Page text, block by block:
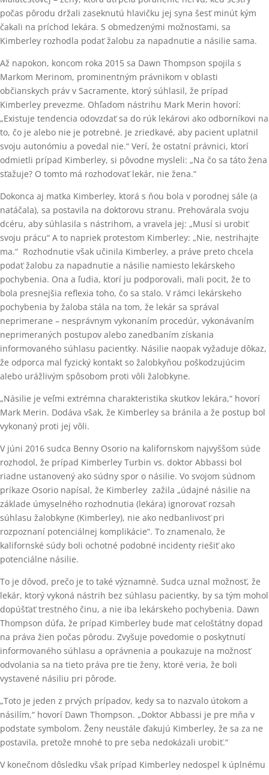
počas pôrodu držali zaseknutú hlavičku jej syna šesť minút kým
čakali na príchod lekára. S obmedzenými možnosťami, sa
Kimberley rozhodla podať žalobu za napadnutie a násilie sama.
Až napokon, koncom roka 2015 sa Dawn Thompson spojila s
Markom Merinom, prominentným právnikom v oblasti
občianskych práv v Sacramente, ktorý súhlasil, že prípad
Kimberley prevezme. Ohľadom nástrihu Mark Merin hovorí:
„Existuje tendencia odovzdať sa do rúk lekárovi ako odborníkovi na
to, čo je alebo nie je potrebné. Je zriedkavé, aby pacient uplatnil
svoju autonómiu a povedal nie.“ Verí, že ostatní právnici, ktorí
odmietli prípad Kimberley, si pôvodne mysleli: „Na čo sa táto žena
sťažuje? O tomto má rozhodovať lekár, nie žena.“
Dokonca aj matka Kimberley, ktorá s ňou bola v porodnej sále (a
natáčala), sa postavila na doktorovu stranu. Prehovárala svoju
dcéru, aby súhlasila s nástrihom, a vravela jej: „Musí si urobiť
svoju prácu“ A to napriek protestom Kimberley: „Nie, nestrihajte
ma.“ Rozhodnutie však učinila Kimberley, a práve preto chcela
podať žalobu za napadnutie a násilie namiesto lekárskeho
pochybenia. Ona a ľudia, ktorí ju podporovali, mali pocit, že to
bola presnejšia reflexia toho, čo sa stalo. V rámci lekárskeho
pochybenia by žaloba stála na tom, že lekár sa správal
neprimerane – nesprávnym vykonaním procedúr, vykonávaním
neprimeraných postupov alebo zanedbaním získania
informovaného súhlasu pacientky. Násilie naopak vyžaduje dôkaz,
že odporca mal fyzický kontakt so žalobkyňou poškodzujúcim
alebo urážlivým spôsobom proti vôli žalobkyne.
„Násilie je veľmi extrémna charakteristika skutkov lekára,“ hovorí
Mark Merin. Dodáva však, že Kimberley sa bránila a že postup bol
vykonaný proti jej vôli.
V júni 2016 sudca Benny Osorio na kalifornskom najvyššom súde
rozhodol, že prípad Kimberley Turbin vs. doktor Abbassi bol
riadne ustanovený ako súdny spor o násilie. Vo svojom súdnom
príkaze Osorio napísal, že Kimberley zažila „údajné násilie na
základe úmyselného rozhodnutia (lekára) ignorovať rozsah
súhlasu žalobkyne (Kimberley), nie ako nedbanlivosť pri
rozpoznaní potenciálnej komplikácie“. To znamenalo, že
kalifornské súdy boli ochotné podobné incidenty riešiť ako
potenciálne násilie.
To je dôvod, prečo je to také významné. Sudca uznal možnosť, že
lekár, ktorý vykoná nástrih bez súhlasu pacientky, by sa tým mohol
dopúšťať trestného činu, a nie iba lekárskeho pochybenia. Dawn
Thompson dúfa, že prípad Kimberley bude mať celoštátny dopad
na práva žien počas pôrodu. Zvyšuje povedomie o poskytnutí
informovaného súhlasu a oprávnenia a poukazuje na možnosť
odvolania sa na tieto práva pre tie ženy, ktoré veria, že boli
vystavené násiliu pri pôrode.
„Toto je jeden z prvých prípadov, kedy sa to nazvalo útokom a
násilím,“ hovorí Dawn Thompson. „Doktor Abbassi je pre mňa v
podstate symbolom. Ženy neustále ďakujú Kimberley, že sa za ne
postavila, pretože mnohé to pre seba nedokázali urobiť.“
V konečnom dôsledku však prípad Kimberley nedospel k úplnému